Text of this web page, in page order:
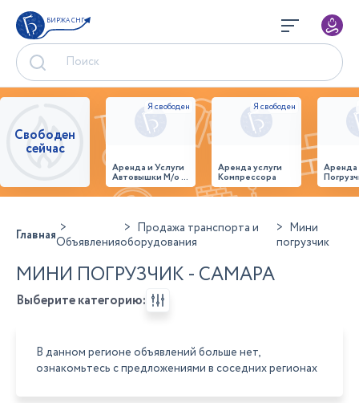
БИРЖА СНГ
Свободен
сейчас
Аренда и Услуги
Автовышки М/о г.
Домодедово
26,28,32 место
Аренда услуги
Компрессора
ГлавнаяОбъявления
Продажа транспорта и
оборудования
Мини
погрузчик
МИНИ ПОГРУЗЧИК - САМАРА
Выберите категорию:
В данном регионе объявлений больше нет,
ознакомьтесь с предложениями в соседних регионах